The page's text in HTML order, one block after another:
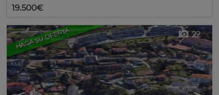
19.500€
HAGA SU OFERTA 22